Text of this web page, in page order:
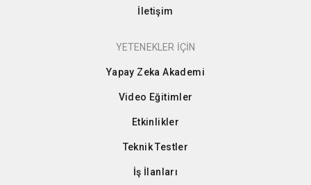
İletişim
YETENEKLER İÇİN
Yapay Zeka Akademi
Video Eğitimler
Etkinlikler
Teknik Testler
İş İlanları